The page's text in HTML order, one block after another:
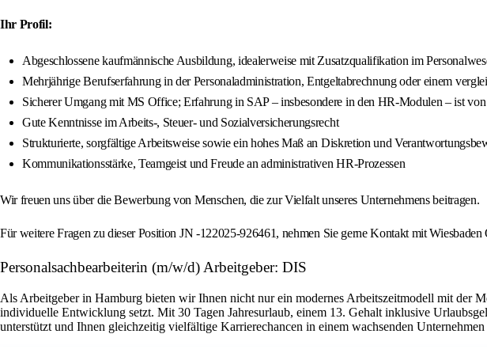
Ihr Profil:
Abgeschlossene kaufmännische Ausbildung, idealerweise mit Zusatzqualifikation im
Mehrjährige Berufserfahrung in der Personaladministration, Entgeltabrechnung oder einem
Sicherer Umgang mit MS Office; Erfahrung in SAP – insbesondere in den HR‑Modulen – ist
Gute Kenntnisse im Arbeits-, Steuer- und Sozialversicherungsrecht
Strukturierte, sorgfältige Arbeitsweise sowie ein hohes Maß an Diskretion und
Kommunikationsstärke, Teamgeist und Freude an administrativen HR-Prozessen
Wir freuen uns über die Bewerbung von Menschen, die zur Vielfalt unseres Unternehmens beitragen.
Für weitere Fragen zu dieser Position JN -122025-926461, nehmen Sie gerne Kontakt mit
Personalsachbearbeiterin (m/w/d) Arbeitgeber: DIS
Als Arbeitgeber in Hamburg bieten wir Ihnen nicht nur ein modernes Arbeitszeitmodell mit der
individuelle Entwicklung setzt. Mit 30 Tagen Jahresurlaub, einem 13. Gehalt inklusive
unterstützt und Ihnen gleichzeitig vielfältige Karrierechancen in einem wachsenden